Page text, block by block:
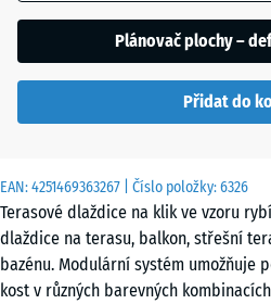
EAN:4251469363267 | Číslo položky:6326
Terasové dlaždice na klik ve vzoru
dlaždice na terasu, balkon, střešní
bazénu. Modulární systém umožňuje
kost v různých barevných
Plánovač plochy –
Přidat do